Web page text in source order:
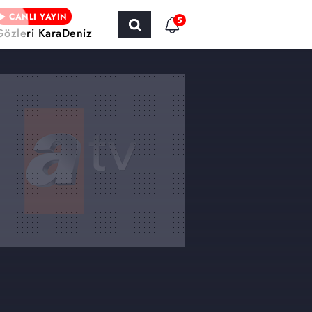
CANLI YAYIN
KaraDeniz
5